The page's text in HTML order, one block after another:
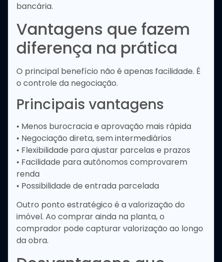
bancária.
Vantagens que fazem
diferença na prática
O principal benefício não é apenas facilidade. É
o controle da negociação.
Principais vantagens
• Menos burocracia e aprovação mais rápida
• Negociação direta, sem intermediários
• Flexibilidade para ajustar parcelas e prazos
• Facilidade para autônomos comprovarem
renda
• Possibilidade de entrada parcelada
Outro ponto estratégico é a valorização do
imóvel. Ao comprar ainda na planta, o
comprador pode capturar valorização ao longo
da obra.